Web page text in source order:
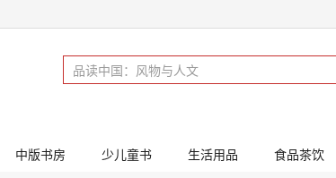
中版书房 少儿童书 生活用品 食品茶饮